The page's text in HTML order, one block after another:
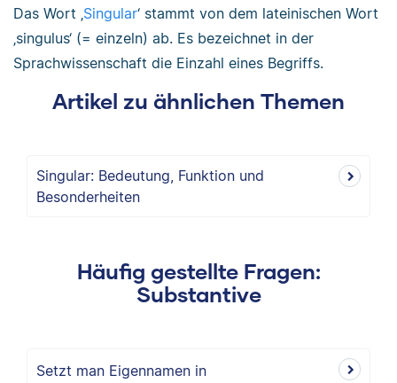
Das Wort ‚Singular‘ stammt von dem lateinischen Wort
‚singulus‘ (= einzeln) ab. Es bezeichnet in der
Sprachwissenschaft die Einzahl eines Begriffs.
Artikel zu ähnlichen Themen
Singular: Bedeutung, Funktion und
Besonderheiten
Häufig gestellte Fragen:
Substantive
Setzt man Eigennamen in